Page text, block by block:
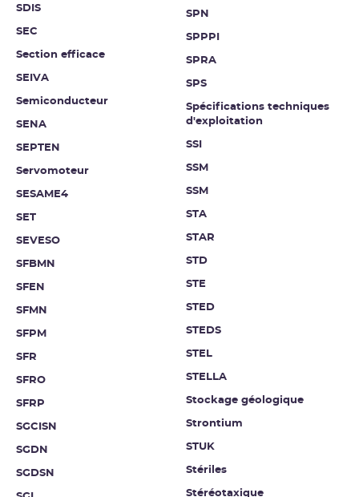
SDIS
SEC
Section efficace
SEIVA
Semiconducteur
SENA
SEPTEN
Servomoteur
SESAME4
SET
SEVESO
SFBMN
SFEN
SFMN
SFPM
SFR
SFRO
SFRP
SGCISN
SGDN
SGDSN
SPN
SPPPI
SPRA
SPS
Spécifications techniques
d'exploitation
SSI
SSM
SSM
STA
STAR
STD
STE
STED
STEDS
STEL
STELLA
Stockage géologique
Strontium
STUK
Stériles
Stéréotaxique